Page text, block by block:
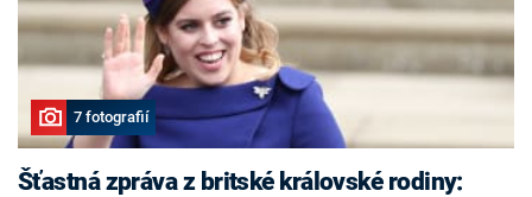
7 fotografií
Šťastná zpráva z britské královské rodiny: